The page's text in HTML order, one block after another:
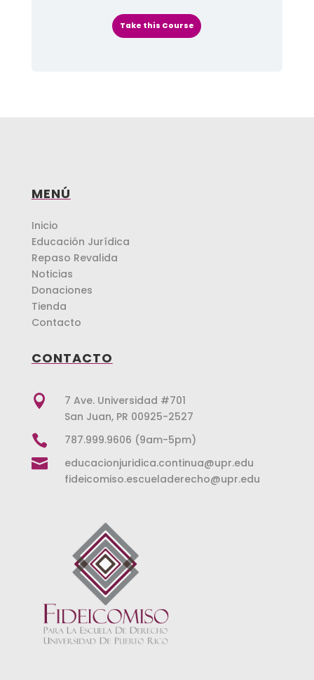
Take this Course
MENÚ
Inicio
Educación Jurídica
Repaso Revalida
Noticias
Donaciones
Tienda
Contacto
CONTACTO

7 Ave. Universidad #701
San Juan, PR 00925-2527
 787.999.9606 (9am-5pm)

educacionjuridica.continua@upr.edu
fideicomiso.escueladerecho@upr.edu